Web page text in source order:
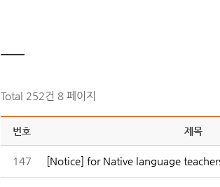
Total 252건 8 페이지
번호 제목
147 [Notice] for Native language